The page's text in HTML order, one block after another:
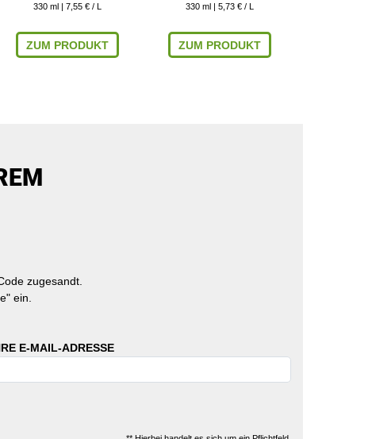
330 ml | 7,55 € / L
ZUM PRODUKT
330 ml | 5,73 € / L
ZUM PRODUKT
zugesandt.
ein.
E-MAIL-ADRESSE